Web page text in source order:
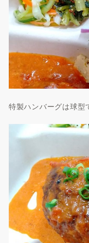
特製ハンバーグは球型